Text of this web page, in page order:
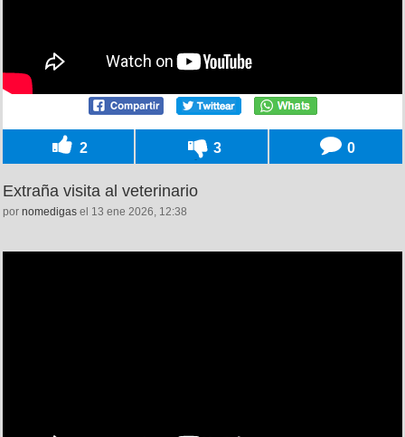
2 3 0
Extraña visita al veterinario
por nomedigas el 13 ene 2026, 12:38